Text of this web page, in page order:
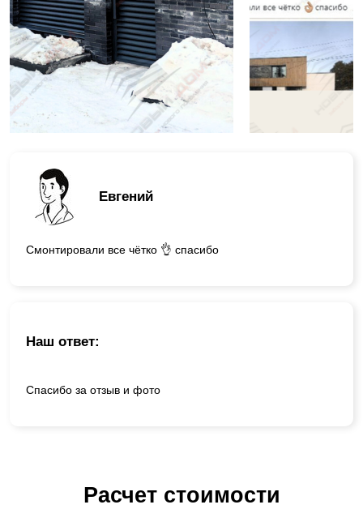
Евгений
Смонтировали все чётко 👌 спасибо
Наш ответ:
Спасибо за отзыв и фото
Расчет стоимости